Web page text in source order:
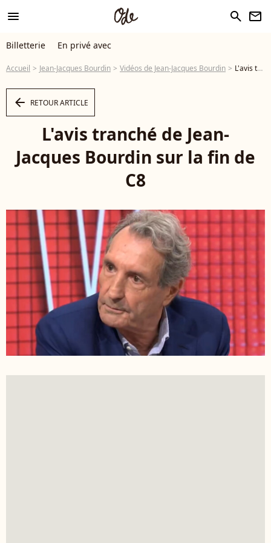
menu search newsletter
Billetterie En privé avec
Accueil Jean-Jacques Bourdin Vidéos de Jean-Jacques Bourdin L'avis tranché de Jean-Jacques Bourdin sur la fin de C8 - Vidéo
arrow_left RETOUR ARTICLE
L'avis tranché de Jean-
Jacques Bourdin sur la fin de
C8